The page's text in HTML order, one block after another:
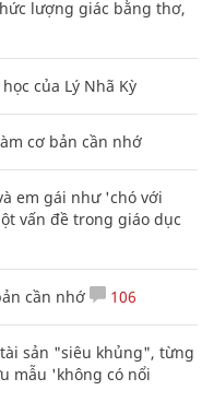
lượng giác bằng thơ,
của Lý Nhã Kỳ
cơ bản cần nhớ
em gái như 'chó với
vấn đề trong giáo dục
cần nhớ 106
sản "siêu khủng", từng
mẫu 'không có nổi